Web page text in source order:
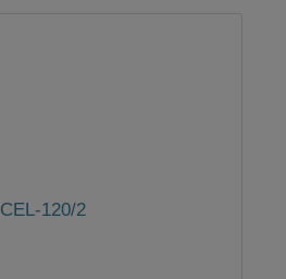
CEL-120/2